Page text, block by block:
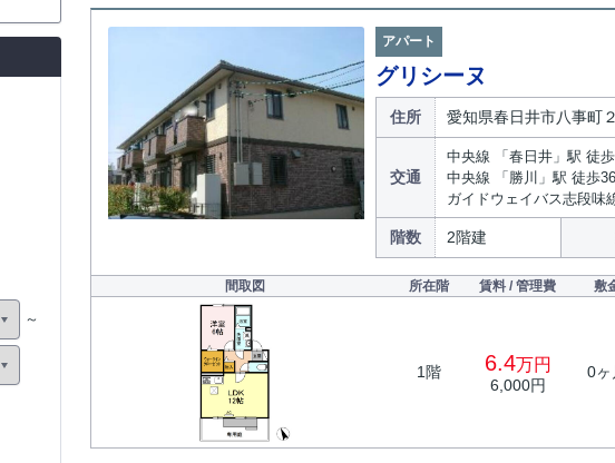
アパート
グリシーヌ
住所 愛知県春日井市八事町
交通
中央線 「春日井」駅 徒
中央線 「勝川」駅 徒歩
ガイドウェイバス志段味
階数 2階建
間取図 所在階 賃料 / 管理費 敷
1階 6.4万円
6,000円
0ヶ